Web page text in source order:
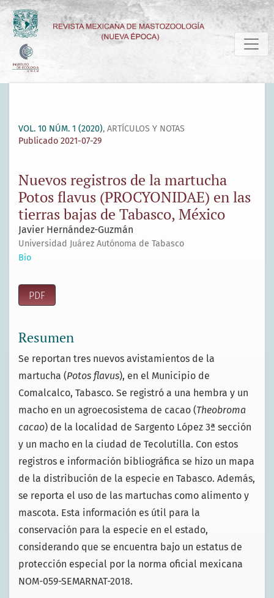
Nuevos registros de la martucha Potos flavus
VOL. 10 NÚM. 1 (2020), ARTÍCULOS Y NOTAS
Nuevos registros de la martucha
Potos flavus (PROCYONIDAE) en las
tierras bajas de Tabasco, México
Publicado 2021-07-29
Javier Hernández-Guzmán
Universidad Juárez Autónoma de Tabasco
Bio
PDF
Resumen
Se reportan tres nuevos avistamientos de la
martucha (Potos flavus), en el Municipio de
Comalcalco, Tabasco. Se registró a una hembra y un
macho en un agroecosistema de cacao (Theobroma
cacao) de la localidad de Sargento López 3ª sección
y un macho en la ciudad de Tecolutilla. Con estos
registros e información bibliográfica se hizo un mapa
de la distribución de la especie en Tabasco. Además,
se reporta el uso de las martuchas como alimento y
mascota. Esta información es útil para la
conservación para la especie en el estado,
considerando que se encuentra bajo un estatus de
protección especial por la norma oficial mexicana
NOM-059-SEMARNAT-2018.